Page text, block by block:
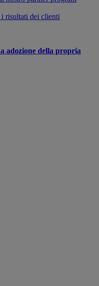
i risultati dei clienti
adozione della propria